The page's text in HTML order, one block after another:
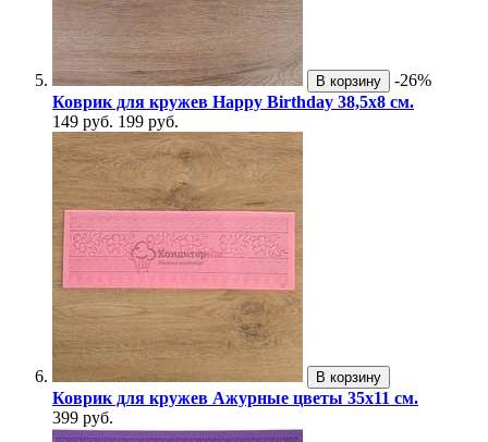
В корзину
-26%
Коврик для кружев Happy Birthday 38,5х8 см.
149 руб. 199 руб.
В корзину
Коврик для кружев Ажурные цветы 35х11 см.
399 руб.